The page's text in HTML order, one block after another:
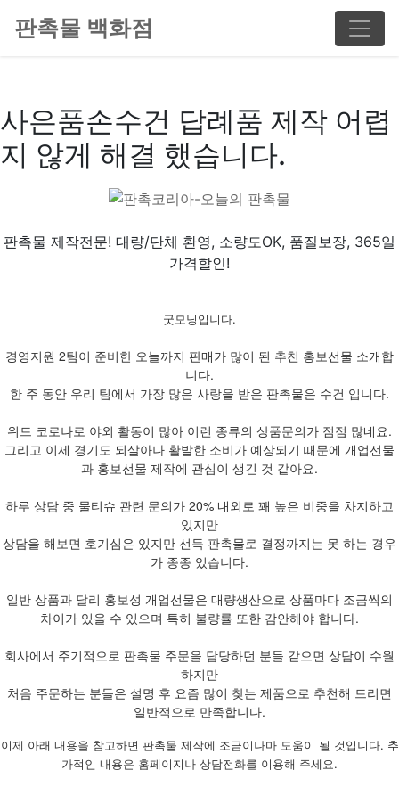
판촉물 백화점
사은품손수건 답례품 제작 어렵
지 않게 해결 했습니다.
판촉물 제작전문! 대량/단체 환영, 소량도OK, 품질보장, 365일
가격할인!
굿모닝입니다.
경영지원 2팀이 준비한 오늘까지 판매가 많이 된 추천 홍보선물 소개합
니다.
한 주 동안 우리 팀에서 가장 많은 사랑을 받은 판촉물은 수건 입니다.
위드 코로나로 야외 활동이 많아 이런 종류의 상품문의가 점점 많네요.
그리고 이제 경기도 되살아나 활발한 소비가 예상되기 때문에 개업선물
과 홍보선물 제작에 관심이 생긴 것 같아요.
하루 상담 중 물티슈 관련 문의가 20% 내외로 꽤 높은 비중을 차지하고
있지만
상담을 해보면 호기심은 있지만 선득 판촉물로 결정까지는 못 하는 경우
가 종종 있습니다.
일반 상품과 달리 홍보성 개업선물은 대량생산으로 상품마다 조금씩의
차이가 있을 수 있으며 특히 불량률 또한 감안해야 합니다.
회사에서 주기적으로 판촉물 주문을 담당하던 분들 같으면 상담이 수월
하지만
처음 주문하는 분들은 설명 후 요즘 많이 찾는 제품으로 추천해 드리면
일반적으로 만족합니다.
이제 아래 내용을 참고하면 판촉물 제작에 조금이나마 도움이 될 것입니다. 추
가적인 내용은 홈페이지나 상담전화를 이용해 주세요.